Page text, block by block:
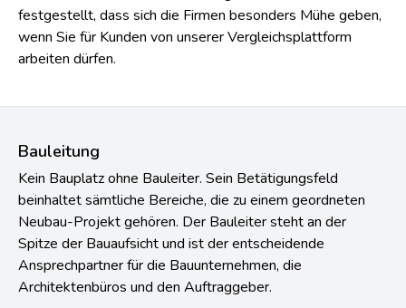
festgestellt, dass sich die Firmen besonders Mühe geben,
wenn Sie für Kunden von unserer Vergleichsplattform
arbeiten dürfen.
Bauleitung
Kein Bauplatz ohne Bauleiter. Sein Betätigungsfeld
beinhaltet sämtliche Bereiche, die zu einem geordneten
Neubau-Projekt gehören. Der Bauleiter steht an der
Spitze der Bauaufsicht und ist der entscheidende
Ansprechpartner für die Bauunternehmen, die
Architektenbüros und den Auftraggeber.